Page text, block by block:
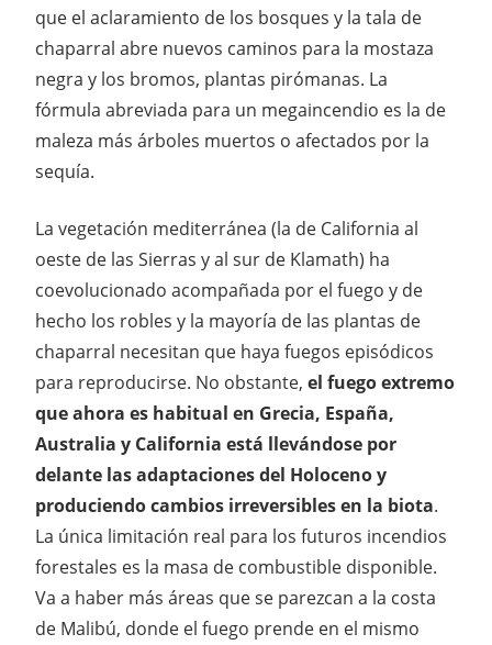
que el aclaramiento de los bosques y la tala de
chaparral abre nuevos caminos para la mostaza
negra y los bromos, plantas pirómanas. La
fórmula abreviada para un megaincendio es la de
maleza más árboles muertos o afectados por la
sequía.
La vegetación mediterránea (la de California al
oeste de las Sierras y al sur de Klamath) ha
coevolucionado acompañada por el fuego y de
hecho los robles y la mayoría de las plantas de
chaparral necesitan que haya fuegos episódicos
para reproducirse. No obstante, el fuego extremo
que ahora es habitual en Grecia, España,
Australia y California está llevándose por
delante las adaptaciones del Holoceno y
produciendo cambios irreversibles en la biota.
La única limitación real para los futuros incendios
forestales es la masa de combustible disponible.
Va a haber más áreas que se parezcan a la costa
de Malibú, donde el fuego prende en el mismo